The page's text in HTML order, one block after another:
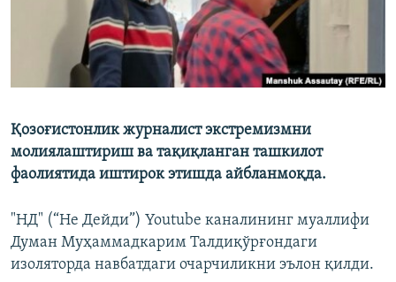
Қозоғистонлик журналист экстремизмни
молиялаштириш ва тақиқланган ташкилот
фаолиятида иштирок этишда айбланмоқда.
"НД" (“Не Дейди”) Youtube каналининг муаллифи
Думан Муҳаммадкарим Талдиқўрғондаги
изоляторда навбатдаги очарчиликни эълон қилди.